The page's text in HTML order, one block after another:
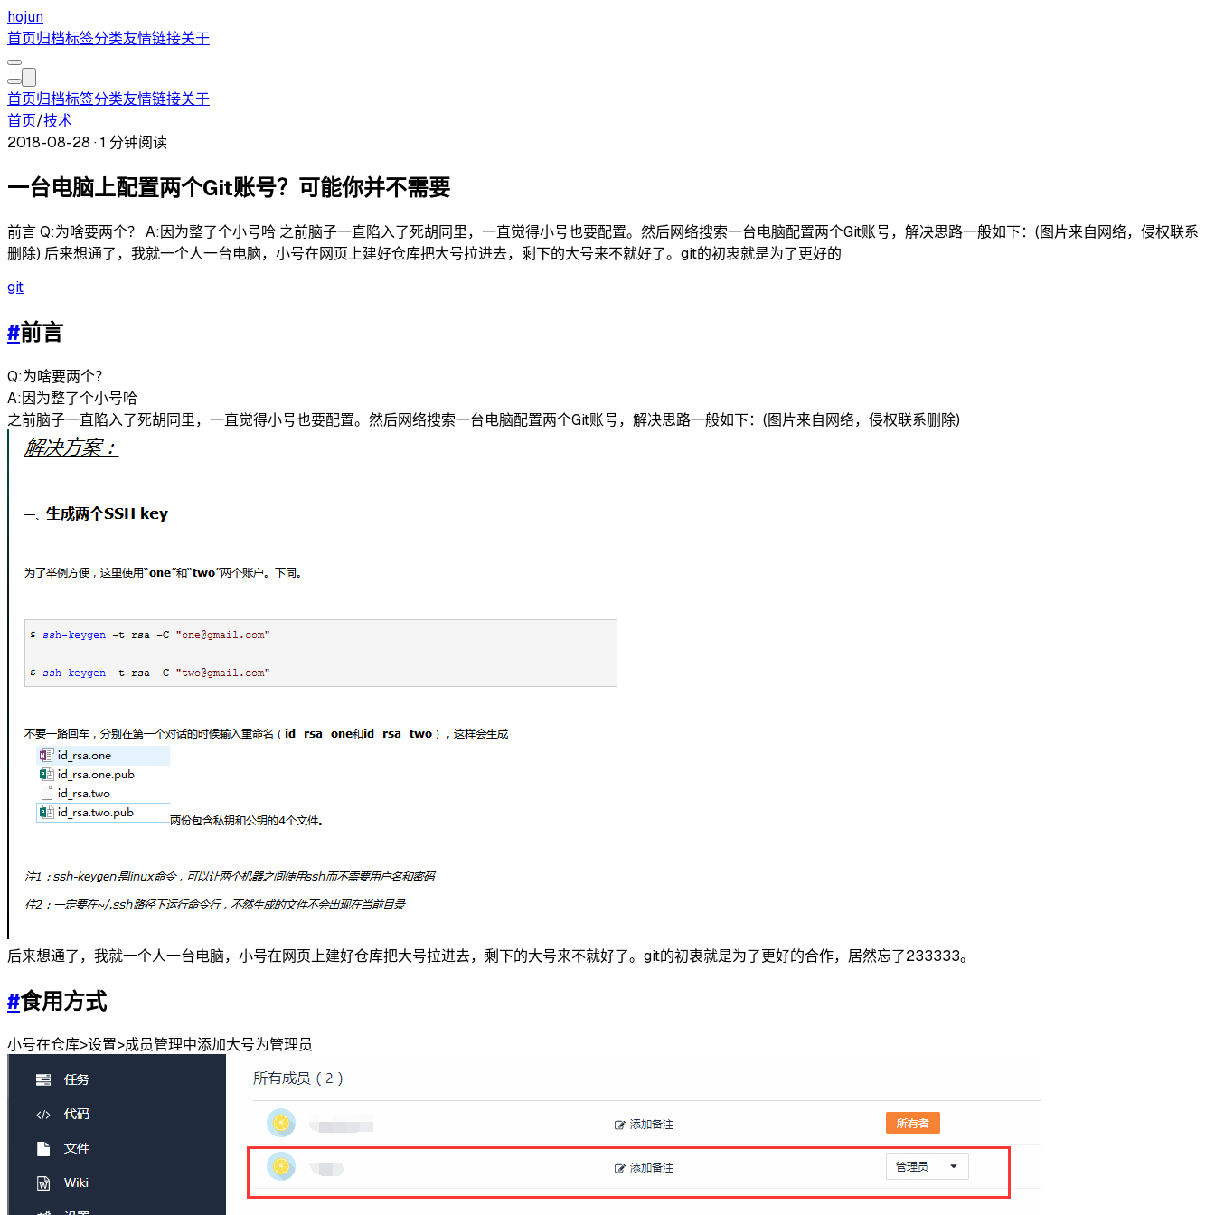
hojun
首页归档标签分类友情链接关于
首页归档标签分类友情链接关于
首页/技术
2018-08-28 · 1 分钟阅读
一台电脑上配置两个Git账号？可能你并不需要
前言 Q:为啥要两个？ A:因为整了个小号哈 之前脑子一直陷入了死胡同里，一直觉得小号也要配置。然后网络搜索一台电脑配置两个Git账号，解决思路一般如下：(图片来自网络，侵权联系
删除) 后来想通了，我就一个人一台电脑，小号在网页上建好仓库把大号拉进去，剩下的大号来不就好了。git的初衷就是为了更好的
git
#前言
Q:为啥要两个？
A:因为整了个小号哈
之前脑子一直陷入了死胡同里，一直觉得小号也要配置。然后网络搜索一台电脑配置两个Git账号，解决思路一般如下：(图片来自网络，侵权联系删除)
后来想通了，我就一个人一台电脑，小号在网页上建好仓库把大号拉进去，剩下的大号来不就好了。git的初衷就是为了更好的合作，居然忘了233333。
#食用方式
小号在仓库>设置>成员管理中添加大号为管理员